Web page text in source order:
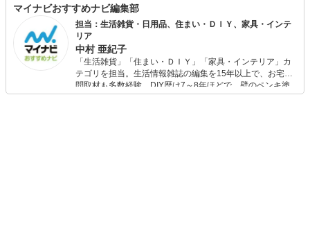
ロガー。 その他、不定期料理アトリエの主催、パリを中心
とした情報サイト パリエトワのライター。
マイナビおすすめナビ編集部
担当：生活雑貨・日用品、住まい・ＤＩＹ、家具・インテ
リア
中村 亜紀子
「生活雑貨」「住まい・ＤＩＹ」「家具・インテリア」カ
テゴリを担当。生活情報雑誌の編集を15年以上で、お宅訪
問取材も多数経験。DIY歴は7～8年ほどで、壁のペンキ塗
りや壁紙チェンジなどもチャレンジ済み。初心者でもモノ